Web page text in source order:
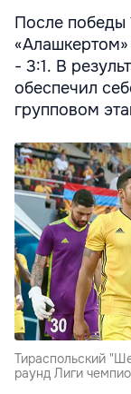
После победы
- 3:1. В
обеспечил
групповом
Тираспольский
раунд Лиги